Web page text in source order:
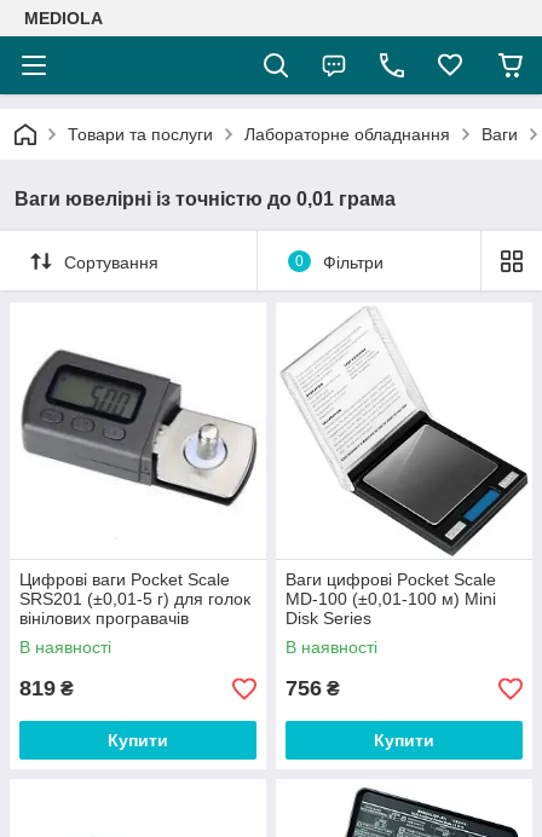
MEDIOLA
Товари та послуги Лабораторне обладнання Ваги
Ваги ювелірні із точністю до 0,01 грама
Сортування 0 Фільтри
Цифрові ваги Pocket Scale
SRS201 (±0,01-5 г) для голок
вінілових програвачів
В наявності
819 ₴
Купити
Ваги цифрові Pocket Scale
MD-100 (±0,01-100 м) Mini
Disk Series
В наявності
756 ₴
Купити